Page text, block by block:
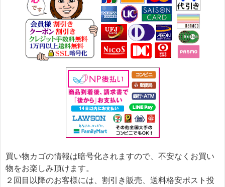
買い物カゴの情報は暗号化されますので、不安なくお買い
物をお楽しみ頂けます。
２回目以降のお客様には、割引き販売、送料格安ポスト投